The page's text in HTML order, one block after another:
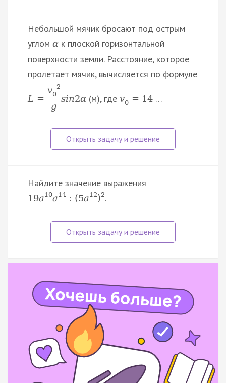
Небольшой мячик бросают под острым
углом α к плоской горизонтальной
поверхности земли. Расстояние, которое
пролетает мячик, вычисляется по формуле
L =
v0
2
g
sin2α (м), гдеv0 = 14 …
Найдите значение выражения
19a10a14 : (5a12)2.